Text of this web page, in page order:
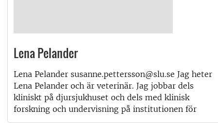
Lena Pelander
Lena Pelander susanne.pettersson@slu.se Jag heter
Lena Pelander och är veterinär. Jag jobbar dels
kliniskt på djursjukhuset och dels med klinisk
forskning och undervisning på institutionen för